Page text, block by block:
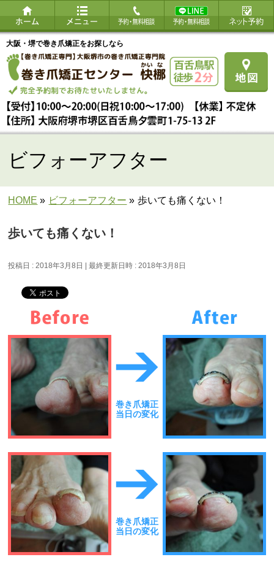
大阪・堺で巻き爪矯正をお探しなら
ビフォーアフター
HOME » ビフォーアフター » 歩いても痛くない！
歩いても痛くない！
投稿日 : 2018年3月8日 最終更新日時 : 2018年3月8日
巻き爪矯正
当日の変化
巻き爪矯正
当日の変化